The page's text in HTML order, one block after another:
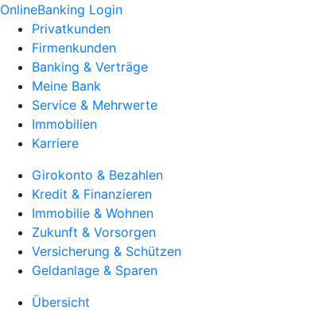
OnlineBanking Login
Privatkunden
Firmenkunden
Banking & Verträge
Meine Bank
Service & Mehrwerte
Immobilien
Karriere
Girokonto & Bezahlen
Kredit & Finanzieren
Immobilie & Wohnen
Zukunft & Vorsorgen
Versicherung & Schützen
Geldanlage & Sparen
Übersicht